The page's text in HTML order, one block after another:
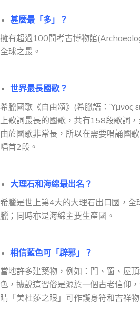
甚麼最「多」？
擁有超過100間考古博物館
全球之最 。
世界最長國歌？
希臘國歌《自由頌》(希臘語： Ύμνος
上歌詞最長的國歌，共有158段歌詞
由於國歌非常長，所以在需要唱誦國
唱首2段。
大理石和海綿最出名？
希臘是世上第4大的大理石出口國，
臘；同時亦是海綿主要生產國。
相信藍色可「辟邪」？
當地許多建築物，例如：門、窗、屋
色，據說這習俗是源於一個古老信仰
睛「美杜莎之眼」可作護身符和吉祥